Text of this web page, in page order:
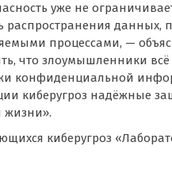
уже не
распространения
процессами, —
что злоумышленники
конфиденциальной
киберугроз надёжные
жизни».
киберугроз